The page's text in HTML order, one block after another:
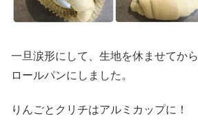
一旦涙形にして、生地を休ませてから
ロールパンにしました。
りんごとクリチはアルミカップに！